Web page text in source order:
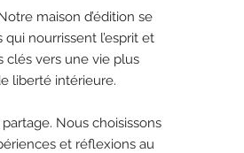
maison d’édition se
nourrissent l’esprit et
vers une vie plus
liberté intérieure.
Nous choisissons
et réflexions au